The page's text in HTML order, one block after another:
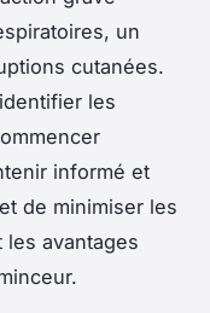
un
cutanées.
les
informé et
de minimiser les
les avantages